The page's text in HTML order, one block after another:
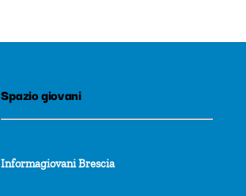
Spazio giovani
Informagiovani Brescia